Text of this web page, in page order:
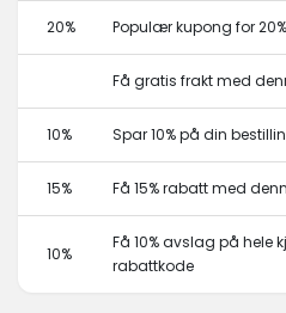
20% Populær kupong for
Få gratis frakt med
10% Spar 10% på din
15% Få 15% rabatt med
10%
Få 10% avslag på hele
rabattkode